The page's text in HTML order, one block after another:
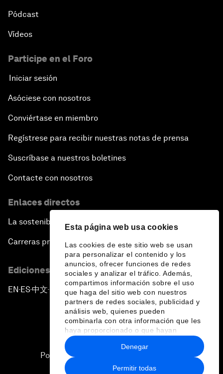
Esta página web usa cookies
Las cookies de este sitio web se usan
para personalizar el contenido y los
anuncios, ofrecer funciones de redes
sociales y analizar el tráfico. Además,
compartimos información sobre el uso
que haga del sitio web con nuestros
partners de redes sociales, publicidad y
análisis web, quienes pueden
combinarla con otra información que les
haya proporcionado o que hayan
recopilado a partir del uso que haya
hecho de sus servicios.
Permitir todas
Denegar
Pódcast
Vídeos
Participe en el Foro
Iniciar sesión
Asóciese con nosotros
Conviértase en miembro
Regístrese para recibir nuestras notas de prensa
Suscríbase a nuestros boletines
Contacte con nosotros
Enlaces directos
La sostenibilidad en el Foro
Carreras profesionales
Ediciones en otros idiomas
EN ▪ES▪中文▪ 日本語
Política de privacidad y normas de uso